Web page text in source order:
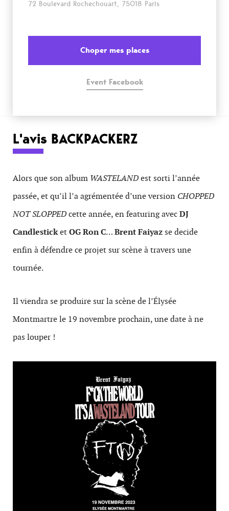
72 Boulevard Rochechouart, 75018 Paris
Choper mes places
Event Facebook
L'avis BACKPACKERZ
Alors que son album WASTELANDest sorti l’année
passée, et qu’il l’a agrémentée d’une version CHOPPED
NOT SLOPPEDcette année, en featuring avecDJ
CandlesticketOG Ron C…Brent Faiyaz se decide
enfin à défendre ce projet sur scène à travers une
tournée.
Il viendra se produire sur la scène de l’Élysée
Montmartre le 19 novembre prochain, une date à ne
pas louper !